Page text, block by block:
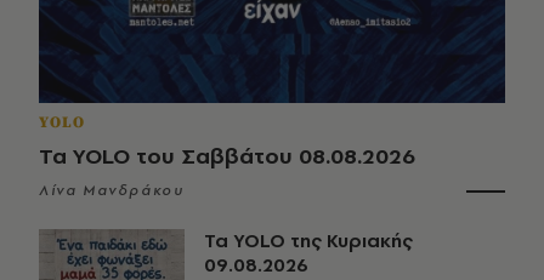
YOLO
Τα YOLO του Σαββάτου 08.08.2026
Λίνα Μανδράκου
Τα YOLO της Κυριακής
09.08.2026